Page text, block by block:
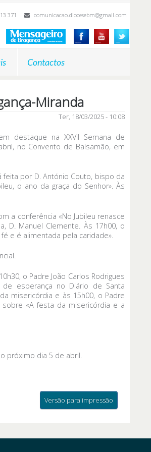
371 comunicacao.diocesebm@gmail.com
Contactos
Miranda
Ter, 18/03/2025 - 10:08
destaque na XXVII Semana de
no Convento de Balsamão, em
feita por D. António Couto, bispo da
o ano da graça do Senhor». Às
a conferência «No Jubileu renasce
D. Manuel Clemente. Às 17h00, o
e é alimentada pela caridade».
o Padre João Carlos Rodrigues
esperança no Diário de Santa
misericórdia e às 15h00, o Padre
sobre «A festa da misericórdia e a
próximo dia 5 de abril.
Versão para impressão